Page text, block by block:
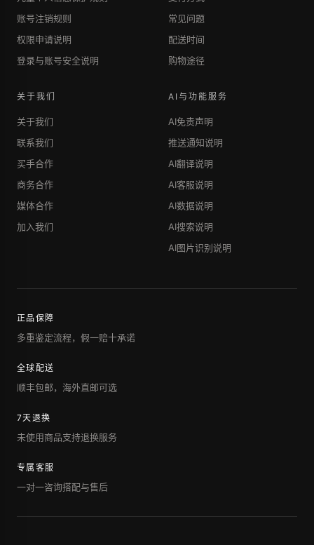
账号注销规则
权限申请说明
登录与账号安全说明
常见问题
配送时间
购物途径
关于我们
关于我们
联系我们
买手合作
商务合作
媒体合作
加入我们
AI与功能服务
AI免责声明
推送通知说明
AI翻译说明
AI客服说明
AI数据说明
AI搜索说明
AI图片识别说明
正品保障
多重鉴定流程，假一赔十承诺
全球配送
顺丰包邮，海外直邮可选
7天退换
未使用商品支持退换服务
专属客服
一对一咨询搭配与售后